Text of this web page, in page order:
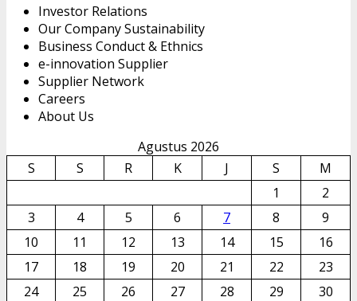
Investor Relations
Our Company Sustainability
Business Conduct & Ethnics
e-innovation Supplier
Supplier Network
Careers
About Us
Agustus 2026
S
S R K J S
M
1
2
3
4 5 6 7 8
9
10
11 12 13 14 15
16
17
18 19 20 21 22
23
24
25 26 27 28 29
30